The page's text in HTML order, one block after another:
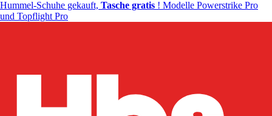
Hummel-Schuhe gekauft, Tasche gratis ! Modelle Powerstrike Pro
und Topflight Pro